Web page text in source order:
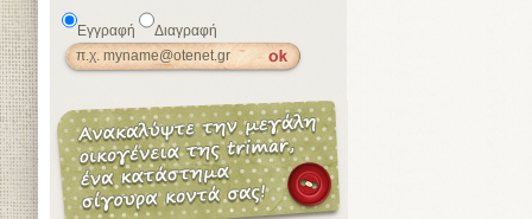
Εγγραφή Διαγραφή